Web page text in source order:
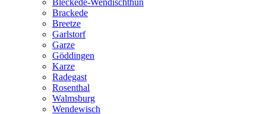
Bleckede-Wendischthun
Brackede
Breetze
Garlstorf
Garze
Göddingen
Karze
Radegast
Rosenthal
Walmsburg
Wendewisch